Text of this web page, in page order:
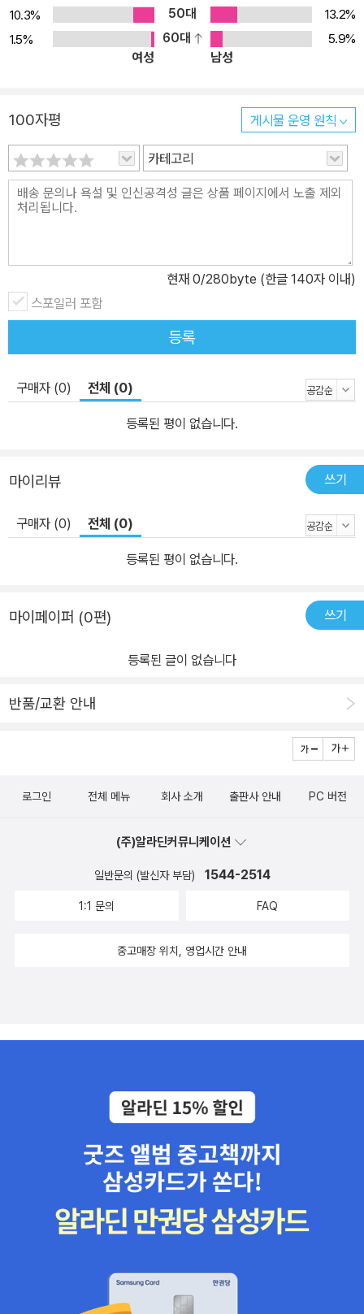
10.3%
50대
13.2%
1.5%
60대
5.9%
여성
남성
100자평 게시물 운영 원칙
카테고리
현재 0/280byte (한글 140자 이내)
스포일러 포함
등록
구매자 (0) 전체 (0)
등록된 평이 없습니다.
마이리뷰 쓰기
구매자 (0) 전체 (0)
등록된 평이 없습니다.
마이페이퍼 (0편) 쓰기
등록된 글이 없습니다
반품/교환 안내
로그인 전체 메뉴 회사 소개 출판사 안내 PC 버전
(주)알라딘커뮤니케이션
일반문의 (발신자 부담) 1544-2514
1:1 문의 FAQ
중고매장 위치, 영업시간 안내